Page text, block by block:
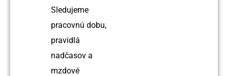
Sledujeme
pracovnú dobu,
pravidlá
nadčasov a
mzdové